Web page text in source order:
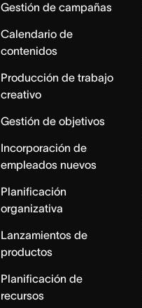
Gestión de campañas
Calendario de
contenidos
Producción de trabajo
creativo
Gestión de objetivos
Incorporación de
empleados nuevos
Planificación
organizativa
Lanzamientos de
productos
Planificación de
recursos